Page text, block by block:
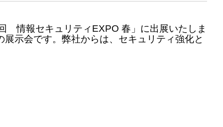
情報セキュリティEXPO 春」に出展いたしま
示会です。弊社からは、セキュリティ強化と